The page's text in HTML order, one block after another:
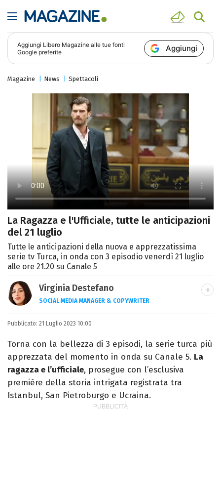
Aggiungi Libero Magazine alle tue fonti
Google preferite
Aggiungi
Magazine News Spettacoli
La Ragazza e l'Ufficiale, tutte le anticipazioni
del 21 luglio
Tutte le anticipazioni della nuova e apprezzatissima
serie tv Turca, in onda con 3 episodio venerdì 21 luglio
alle ore 21.20 su Canale 5
Virginia Destefano
SOCIAL MEDIA MANAGER & COPYWRITER
Una passione smisurata per le serie TV.
Laurea in Cinema, Televisione e New Media,
videomaking e scrittura sono il mio
passatempo preferito.
Pubblicato: 21 Luglio 2023 10:00
Torna con la bellezza di 3 episodi, la serie turca più
apprezzata del momento in onda su Canale 5. La
ragazza e l’ufficiale, prosegue con l’esclusiva
première della storia intrigata registrata tra
Istanbul, San Pietroburgo e Ucraina.